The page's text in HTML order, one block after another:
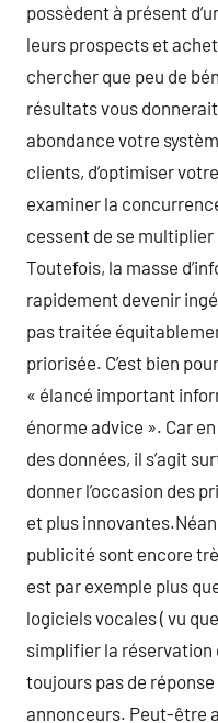
possèdent à présent
leurs prospects et
chercher que peu de
résultats vous
abondance votre
clients, d’optimiser
examiner la
cessent de se
Toutefois, la masse
rapidement devenir
pas traitée
priorisée. C’est bien
« élancé important
énorme advice ». Car
des données, il s’agit
donner l’occasion des
et plus
publicité sont encore
est par exemple plus
logiciels vocales ( vu
simplifier la réservation
toujours pas de
annonceurs. Peut-être